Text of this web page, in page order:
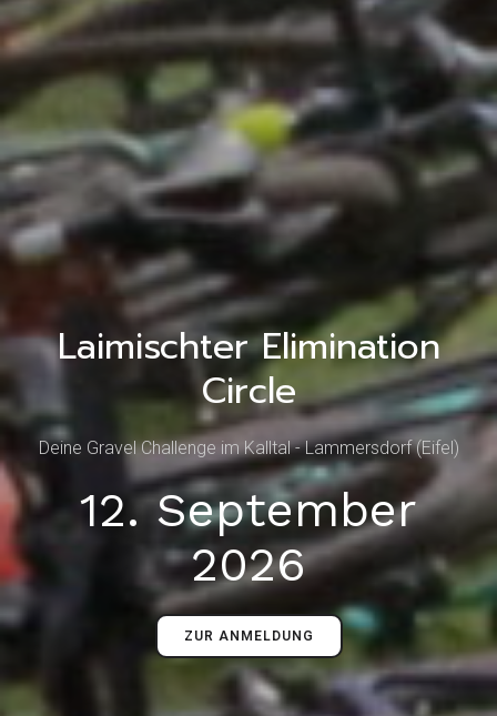
Laimischter Elimination
Circle
Deine Gravel Challenge im Kalltal - Lammersdorf (Eifel)
12. September
2026
ZUR ANMELDUNG